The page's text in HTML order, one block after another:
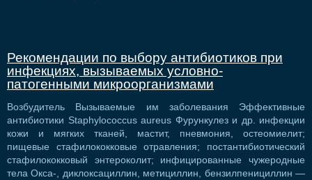
Рекомендации по выбору антибиотиков при
инфекциях, вызываемых условно-
патогенными микроорганизмами
Возбудитель Вызываемые им заболевания Эффективные
антибио­тики Staphylococcus aureus Фурункулез и др. инфекции
кожи и мягких тканей, мастит, пневмония, остеомиелит;
пищевые стафилококковые отравления; постантибиотический
стафилококковый энтероколит; инфицированные чужеродные
тела Окса-, диклоксациллин, метициллин, бензилпенициллин —